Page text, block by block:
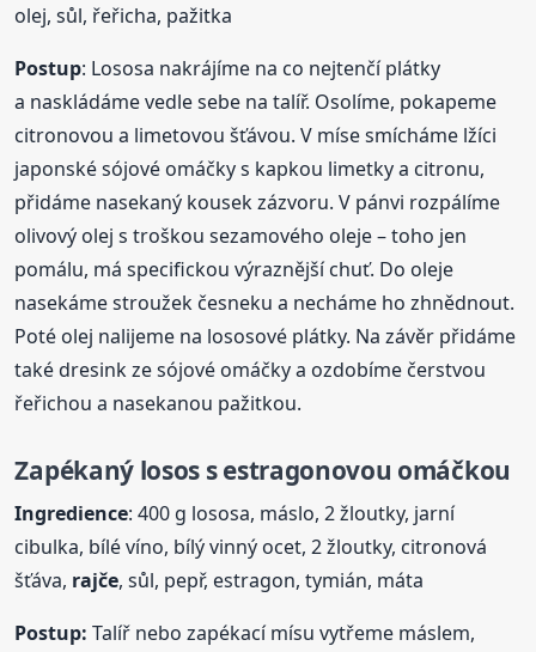
olej, sůl, řeřicha, pažitka
Postup: Lososa nakrájíme na co nejtenčí plátky
a naskládáme vedle sebe na talíř. Osolíme, pokapeme
citronovou a limetovou šťávou. V míse smícháme lžíci
japonské sójové omáčky s kapkou limetky a citronu,
přidáme nasekaný kousek zázvoru. V pánvi rozpálíme
olivový olej s troškou sezamového oleje – toho jen
pomálu, má specifickou výraznější chuť. Do oleje
nasekáme stroužek česneku a necháme ho zhnědnout.
Poté olej nalijeme na lososové plátky. Na závěr přidáme
také dresink ze sójové omáčky a ozdobíme čerstvou
řeřichou a nasekanou pažitkou.
Zapékaný losos s estragonovou omáčkou
Ingredience: 400 g lososa, máslo, 2 žloutky, jarní
cibulka, bílé víno, bílý vinný ocet, 2 žloutky, citronová
šťáva, rajče, sůl, pepř, estragon, tymián, máta
Postup: Talíř nebo zapékací mísu vytřeme máslem,